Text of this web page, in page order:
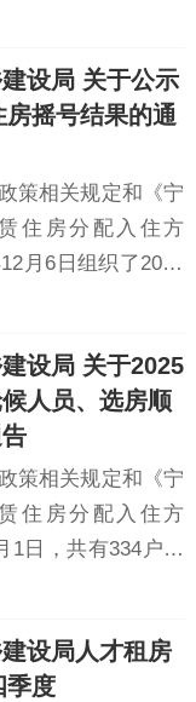
名身份证号工作单
设局 关于公示
摇号结果的通
策相关规定和《宁
住房分配入住方
月6日组织了2025
房。现对摇号选房
年摇号结果公示名
设局 关于2025
人员、选房顺
策相关规定和《宁
住房分配入住方
1日，共有334户家
其中申请实物配租
源共173套，分布
怡苑小...
设局人才租房
季度